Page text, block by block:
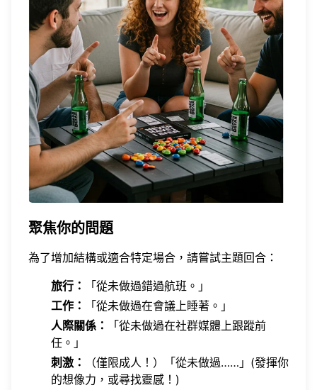
聚焦你的問題
為了增加結構或適合特定場合，請嘗試主題回合：
旅行：
「從未做過錯過航班。」
工作：
「從未做過在會議上睡著。」
人際關係：
「從未做過在社群媒體上跟蹤前
任。」
刺激：
（僅限成人！）「從未做過……」(發揮你
的想像力，或尋找靈感！)